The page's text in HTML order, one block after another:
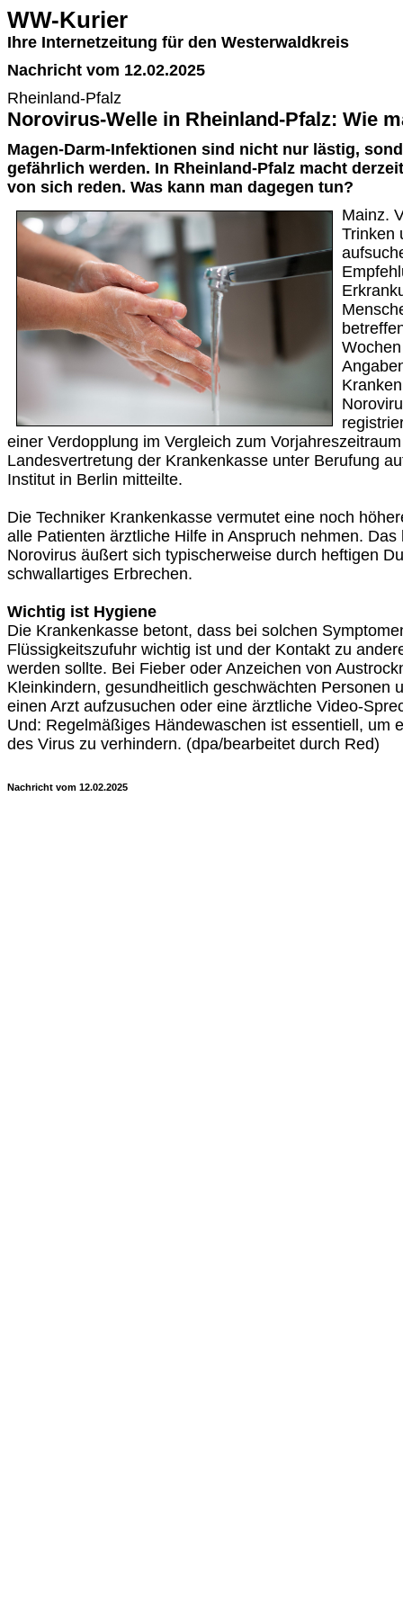
WW-Kurier
Ihre Internetzeitung für den Westerwaldkreis
Nachricht vom 12.02.2025
Rheinland-Pfalz
Norovirus-Welle in Rheinland-Pfalz: Wie
Magen-Darm-Infektionen sind nicht nur lästig,
gefährlich werden. In Rheinland-Pfalz macht
von sich reden. Was kann man dagegen tun?
Mainz.
Trinken
einer Verdopplung im Vergleich zum
Landesvertretung der Krankenkasse unter Berufung
Institut in Berlin mitteilte.
Die Techniker Krankenkasse vermutet eine noch
alle Patienten ärztliche Hilfe in Anspruch nehmen.
Norovirus äußert sich typischerweise durch heftigen
schwallartiges Erbrechen.
Wichtig ist Hygiene
Die Krankenkasse betont, dass bei solchen
Flüssigkeitszufuhr wichtig ist und der Kontakt zu
werden sollte. Bei Fieber oder Anzeichen von
Kleinkindern, gesundheitlich geschwächten Personen
einen Arzt aufzusuchen oder eine ärztliche Video-
Und: Regelmäßiges Händewaschen ist essentiell, um
des Virus zu verhindern. (dpa/bearbeitet durch Red)
Nachricht vom 12.02.2025